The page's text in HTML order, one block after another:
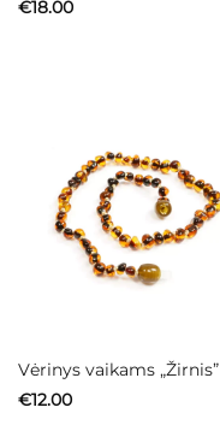
€18.00
Vėrinys vaikams „Žirnis”
€12.00